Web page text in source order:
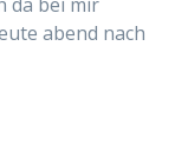
abend nach